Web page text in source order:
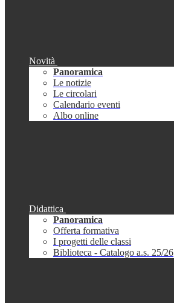
Novità
Panoramica
Le notizie
Le circolari
Calendario eventi
Albo online
Didattica
Panoramica
Offerta formativa
I progetti delle classi
Biblioteca - Catalogo a.s. 25/26